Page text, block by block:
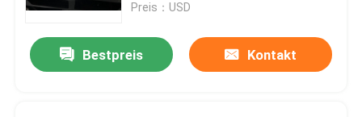
Preis：USD
Bestpreis Kontakt